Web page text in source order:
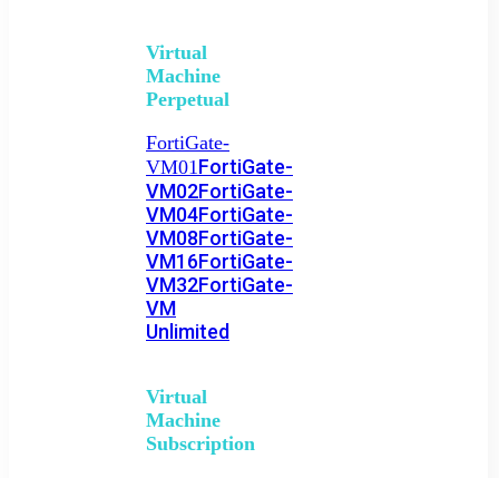
Virtual
Machine
Perpetual
FortiGate-
VM01FortiGate-
VM02FortiGate-
VM04FortiGate-
VM08FortiGate-
VM16FortiGate-
VM32FortiGate-
VM
Unlimited
Virtual
Machine
Subscription